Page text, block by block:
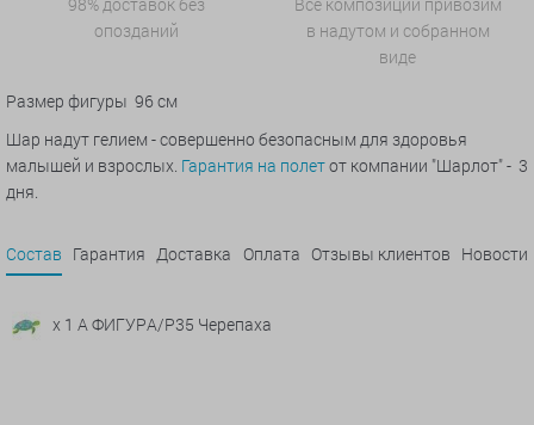
опозданий
в надутом и собранном
виде
Размер фигуры 96 см
Шар надут гелием - совершенно безопасным для здоровья
малышей и взрослых. Гарантия на полетот компании "Шарлот" - 3
дня.
Состав Гарантия Доставка Оплата Отзывы клиентов Новости
x 1 А ФИГУРА/P35 Черепаха